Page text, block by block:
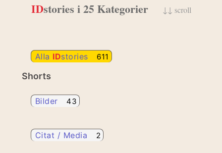
IDstories i 25 Kategorier ↓↓ scroll
Alla IDstories 611
Shorts
Bilder 43
Citat / Media 2